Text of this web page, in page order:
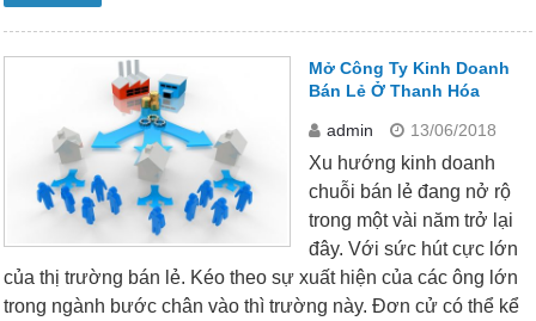
Mở Công Ty Kinh Doanh
Bán Lẻ Ở Thanh Hóa
admin 13/06/2018
Xu hướng kinh doanh
chuỗi bán lẻ đang nở rộ
trong một vài năm trở lại
đây. Với sức hút cực lớn
của thị trường bán lẻ. Kéo theo sự xuất hiện của các ông lớn
trong ngành bước chân vào thì trường này. Đơn cử có thể kể